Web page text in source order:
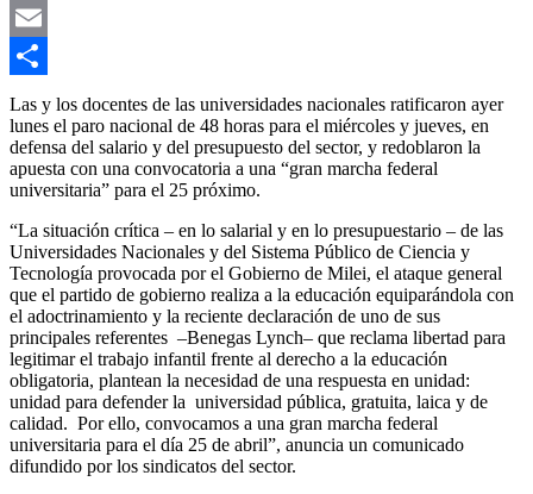
Twitter
Email
Compartir
Las y los docentes de las universidades nacionales ratificaron ayer
lunes el paro nacional de 48 horas para el miércoles y jueves, en
defensa del salario y del presupuesto del sector, y redoblaron la
apuesta con una convocatoria a una “gran marcha federal
universitaria” para el 25 próximo.
“La situación crítica – en lo salarial y en lo presupuestario – de las
Universidades Nacionales y del Sistema Público de Ciencia y
Tecnología provocada por el Gobierno de Milei, el ataque general
que el partido de gobierno realiza a la educación equiparándola con
el adoctrinamiento y la reciente declaración de uno de sus
principales referentes –Benegas Lynch– que reclama libertad para
legitimar el trabajo infantil frente al derecho a la educación
obligatoria, plantean la necesidad de una respuesta en unidad:
unidad para defender la universidad pública, gratuita, laica y de
calidad. Por ello, convocamos a una gran marcha federal
universitaria para el día 25 de abril”, anuncia un comunicado
difundido por los sindicatos del sector.